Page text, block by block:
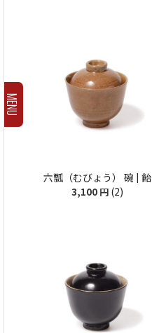
MENU
六瓢（むびょう） 碗 | 飴
3,100 円 (2)